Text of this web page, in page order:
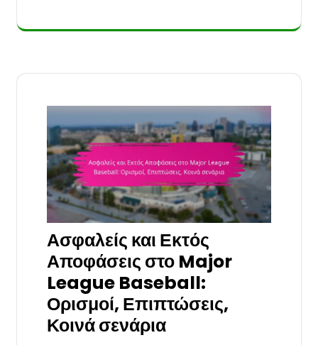
Ασφαλείς και Εκτός
Αποφάσεις στο Major
League Baseball:
Ορισμοί, Επιπτώσεις,
Κοινά σενάρια